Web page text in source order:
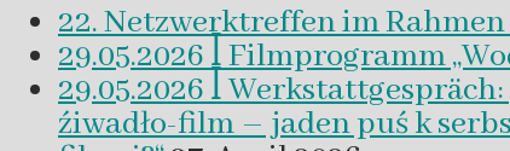
22. Netzwerktreffen im Rahmen
29.05.2026 ꟾ Filmprogramm
29.05.2026 ꟾ
źiwadło-film – jaden puś k